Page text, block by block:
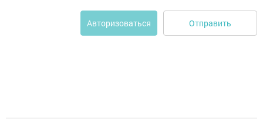
Авторизоваться Отправить